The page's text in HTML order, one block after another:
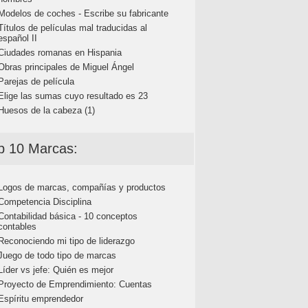
de coches - Escribe su fabricante
de películas mal traducidas al
II
romanas en Hispania
principales de Miguel Ángel
de película
las sumas cuyo resultado es 23
de la cabeza (1)
10 Marcas:
de marcas, compañías y productos
Disciplina
básica - 10 conceptos
mi tipo de liderazgo
de todo tipo de marcas
vs jefe: Quién es mejor
de Emprendimiento: Cuentas
emprendedor